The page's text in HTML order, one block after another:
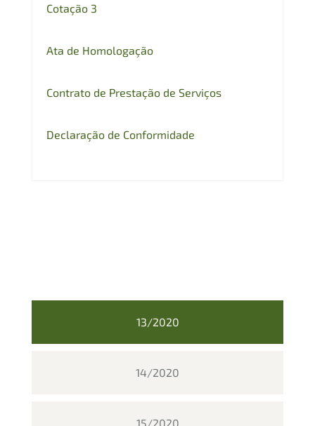
Cotação 3
Ata de Homologação
Contrato de Prestação de Serviços
Declaração de Conformidade
13/2020
14/2020
15/2020